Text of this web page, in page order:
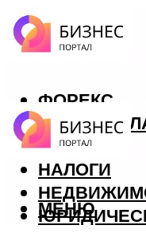
ФОРЕКС
БИЗНЕС
КРЕДИТЫ
НАЛОГИ
МЕНЮ